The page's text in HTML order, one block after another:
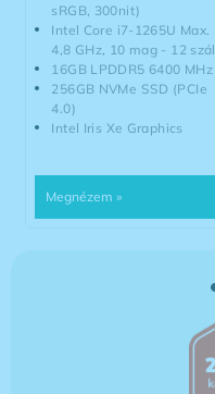
sRGB, 300nit)
Intel Core i7-1265U Max.
4,8 GHz, 10 mag - 12 szál
16GB LPDDR5 6400 MHz
256GB NVMe SSD (PCIe
4.0)
Intel Iris Xe Graphics